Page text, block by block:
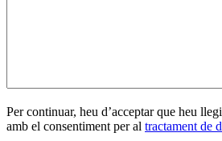
Per continuar, heu d’acceptar que heu
amb el consentiment per al tractament de